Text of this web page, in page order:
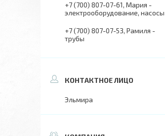
+7 (700) 807-07-61 Мария -
электрооборудование, насосы
+7 (700) 807-07-53 Рамиля -
трубы
Эльмира